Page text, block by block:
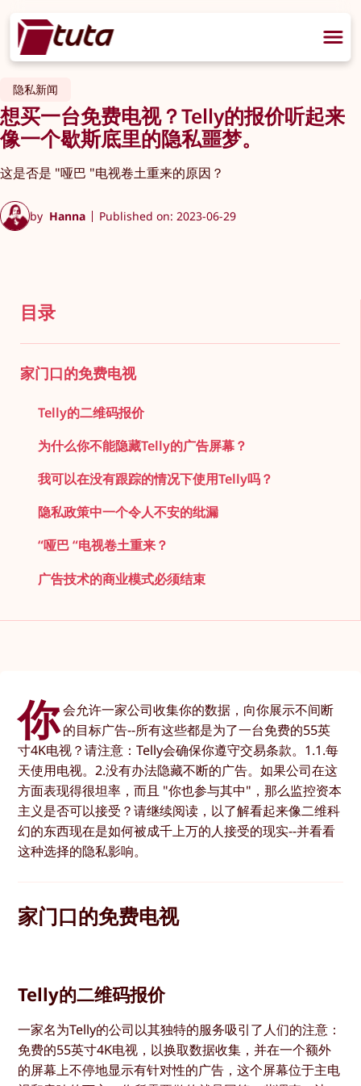
隐私新闻
想买一台免费电视？Telly的报价听起来
像一个歇斯底里的隐私噩梦。
这是否是 "哑巴 "电视卷土重来的原因？
by Hanna Published on: 2023-06-29
目录
家门口的免费电视
Telly的二维码报价
为什么你不能隐藏Telly的广告屏幕？
我可以在没有跟踪的情况下使用Telly吗？
隐私政策中一个令人不安的纰漏
“哑巴 “电视卷土重来？
广告技术的商业模式必须结束
你会允许一家公司收集你的数据，向你展示不间断
的目标广告--所有这些都是为了一台免费的55英
寸4K电视？请注意：Telly会确保你遵守交易条款。1.1.每
天使用电视。2.没有办法隐藏不断的广告。如果公司在这
方面表现得很坦率，而且 "你也参与其中"，那么监控资本
主义是否可以接受？请继续阅读，以了解看起来像二维科
幻的东西现在是如何被成千上万的人接受的现实--并看看
这种选择的隐私影响。
家门口的免费电视
Telly的二维码报价
一家名为Telly的公司以其独特的服务吸引了人们的注意：
免费的55英寸4K电视，以换取数据收集，并在一个额外
的屏幕上不停地显示有针对性的广告，这个屏幕位于主电